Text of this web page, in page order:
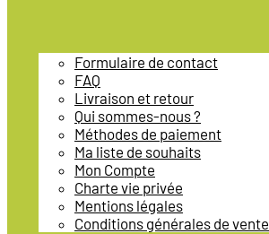
Formulaire de contact
FAQ
Livraison et retour
Qui sommes-nous ?
Méthodes de paiement
Ma liste de souhaits
Mon Compte
Charte vie privée
Mentions légales
Conditions générales de vente